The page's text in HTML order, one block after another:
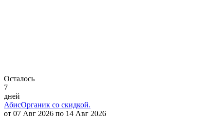
Осталось
7
дней
АбисОрганик со скидкой.
от 07 Авг 2026 по 14 Авг 2026